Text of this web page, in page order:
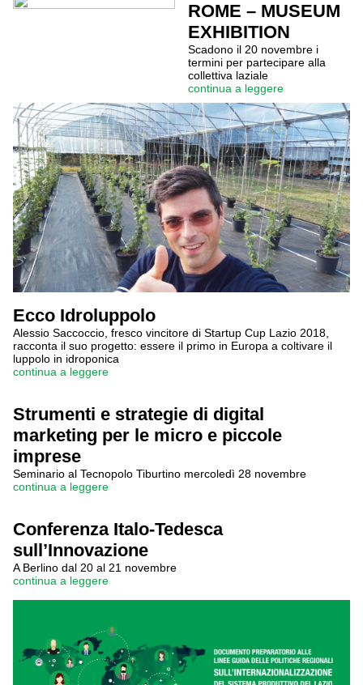
ROME – MUSEUM
EXHIBITION
Scadono il 20 novembre i
termini per partecipare alla
collettiva laziale
continua a leggere
Ecco Idroluppolo
Alessio Saccoccio, fresco vincitore di Startup Cup Lazio 2018,
racconta il suo progetto: essere il primo in Europa a coltivare il
luppolo in idroponica
continua a leggere
Strumenti e strategie di digital
marketing per le micro e piccole
imprese
Seminario al Tecnopolo Tiburtino mercoledì 28 novembre
continua a leggere
Conferenza Italo-Tedesca
sull’Innovazione
A Berlino dal 20 al 21 novembre
continua a leggere